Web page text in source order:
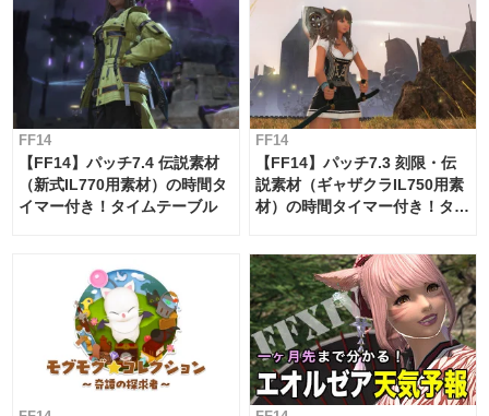
FF14
【FF14】パッチ7.4 伝説素材
（新式IL770用素材）の時間タ
イマー付き！タイムテーブル
FF14
【FF14】パッチ7.3 刻限・伝
説素材（ギャザクラIL750用素
材）の時間タイマー付き！タイ